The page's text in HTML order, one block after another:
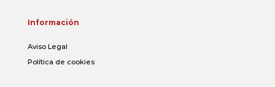
Información
Aviso Legal
Política de cookies